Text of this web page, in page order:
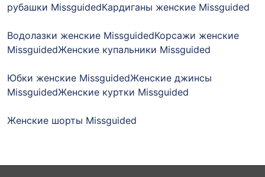
рубашки MissguidedКардиганы женские Missguided
Водолазки женские MissguidedКорсажи женские
MissguidedЖенские купальники Missguided
Юбки женские MissguidedЖенские джинсы
MissguidedЖенские куртки Missguided
Женские шорты Missguided